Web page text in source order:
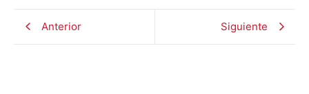
Anterior Siguiente